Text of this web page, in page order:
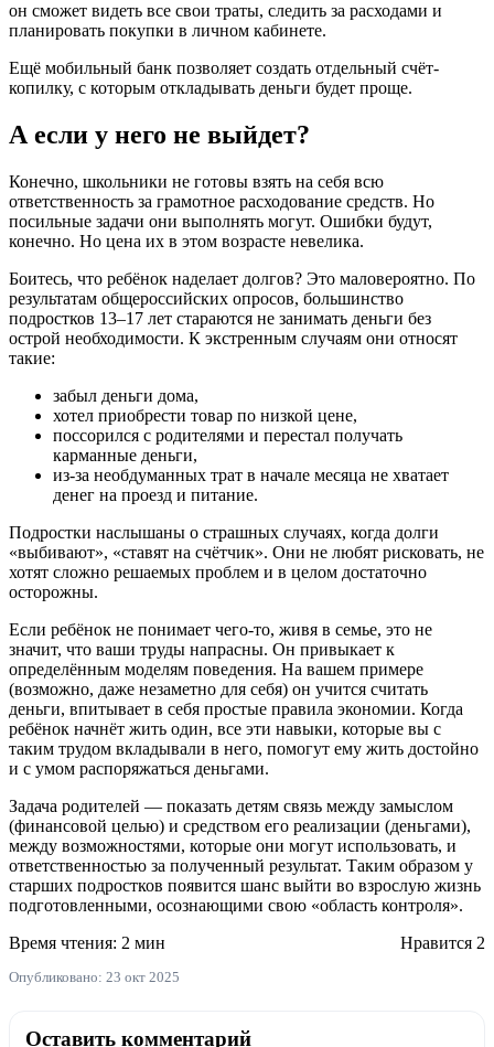
он сможет видеть все свои траты, следить за расходами и
планировать покупки в личном кабинете.
Ещё мобильный банк позволяет создать отдельный счёт-
копилку, с которым откладывать деньги будет проще.
А если у него не выйдет?
Конечно, школьники не готовы взять на себя всю
ответственность за грамотное расходование средств. Но
посильные задачи они выполнять могут. Ошибки будут,
конечно. Но цена их в этом возрасте невелика.
Боитесь, что ребёнок наделает долгов? Это маловероятно. По
результатам общероссийских опросов, большинство
подростков 13–17 лет стараются не занимать деньги без
острой необходимости. К экстренным случаям они относят
такие:
забыл деньги дома,
хотел приобрести товар по низкой цене,
поссорился с родителями и перестал получать
карманные деньги,
из-за необдуманных трат в начале месяца не хватает
денег на проезд и питание.
Подростки наслышаны о страшных случаях, когда долги
«выбивают», «ставят на счётчик». Они не любят рисковать, не
хотят сложно решаемых проблем и в целом достаточно
осторожны.
Если ребёнок не понимает чего-то, живя в семье, это не
значит, что ваши труды напрасны. Он привыкает к
определённым моделям поведения. На вашем примере
(возможно, даже незаметно для себя) он учится считать
деньги, впитывает в себя простые правила экономии. Когда
ребёнок начнёт жить один, все эти навыки, которые вы с
таким трудом вкладывали в него, помогут ему жить достойно
и с умом распоряжаться деньгами.
Задача родителей — показать детям связь между замыслом
(финансовой целью) и средством его реализации (деньгами),
между возможностями, которые они могут использовать, и
ответственностью за полученный результат. Таким образом у
старших подростков появится шанс выйти во взрослую жизнь
подготовленными, осознающими свою «область контроля».
Время чтения: 2 мин
Нравится 2
Опубликовано: 23 окт 2025
Оставить комментарий